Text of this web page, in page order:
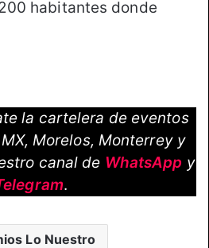
habitantes donde
la cartelera de eventos
Morelos, Monterrey y
canal de WhatsApp y
.
Lo Nuestro